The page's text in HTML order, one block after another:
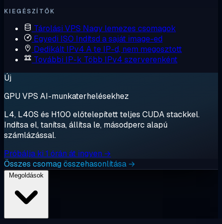
KIEGÉSZÍTŐK
Tárolási VPS Nagy lemezes csomagok
Egyedi ISO Indítsd a saját image-ed
Dedikált IPv4 A te IP-d, nem megosztott
További IP-k Több IPv4 szerverenként
Új
GPU VPS AI-munkaterhelésekhez
L4, L40S és H100 előtelepített teljes CUDA stackkel.
Indítsa el, tanítsa, állítsa le, másodperc alapú
számlázással.
Próbálja ki 1 órán át ingyen →
Összes csomag összehasonlítása →